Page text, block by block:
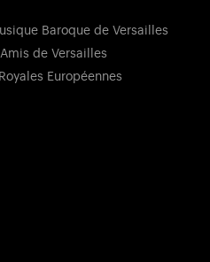
Baroque de Versailles
de Versailles
Européennes